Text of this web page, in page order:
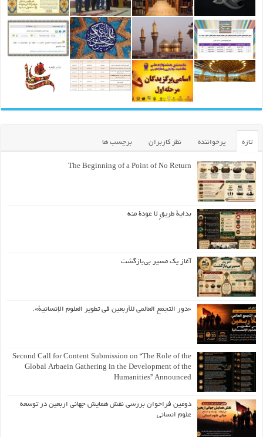
تازه پرخواننده نظر کاربران برچسب ها
The Beginning of a Point of No Return
بداية طريقٍ لا عودة منه
آغاز یک مسیر بی‌بازگشت
«دور التجمع العالمي للأربعين في تطوير العلوم الإنسانية».
Second Call for Content Submission on “The Role of the
Global Arbaein Gathering in the Development of the
Humanities” Announced
دومین فراخوان بررسی نقش همایش جهانی اربعین در توسعه
علوم انسانی